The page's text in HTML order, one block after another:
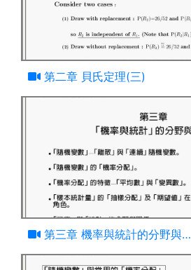
第二章 貝氏定理(三)
第三章 機率與統計的分野與關
係-導論(一)